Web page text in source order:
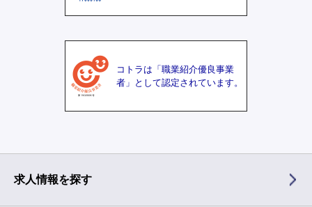
コトラは「職業紹介優良事業
者」として認定されています。
求人情報を探す